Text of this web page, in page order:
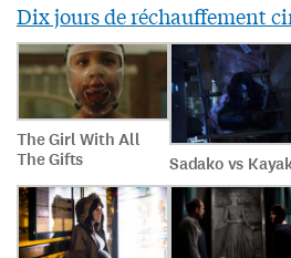
Dix jours de réchauffement
The Girl With All
The Gifts
Sadako vs